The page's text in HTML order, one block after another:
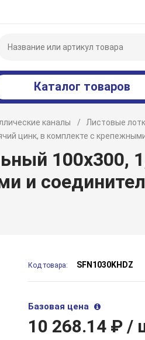
Каталог товаров
каналы Листовые
цинк, в комплекте с
100х300,
и
Код товара: SFN1030KHDZ
Базовая цена
10 268.14 ₽ /